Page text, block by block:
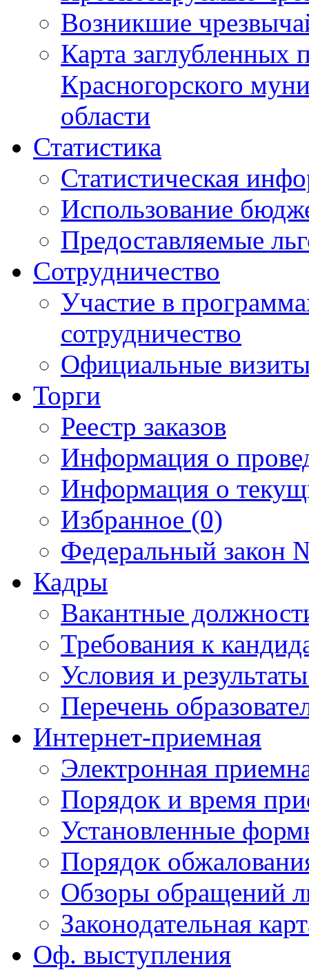
Возникшие
Карта
Красногорского
области
Статистика
Статистическая
Использование
Предоставляемые
Сотрудничество
Участие в
сотрудничество
Официальные
Торги
Реестр заказов
Информация о
Информация о
Избранное (0)
Федеральный закон
Кадры
Вакантные
Требования к
Условия и
Перечень
Интернет-приемная
Электронная
Порядок и время
Установленные
Порядок
Обзоры обращений
Законодательная
Оф. выступления